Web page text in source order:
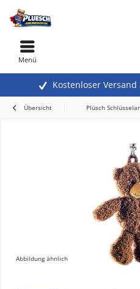
Kostenloser
Menü
Übersicht Plüsch
Abbildung ähnlich